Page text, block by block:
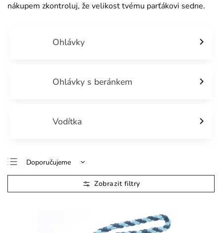
nákupem zkontroluj, že velikost tvému parťákovi sedne.
Ohlávky
Ohlávky s beránkem
Vodítka
Doporučujeme
Nejlevnější
Nejdražší